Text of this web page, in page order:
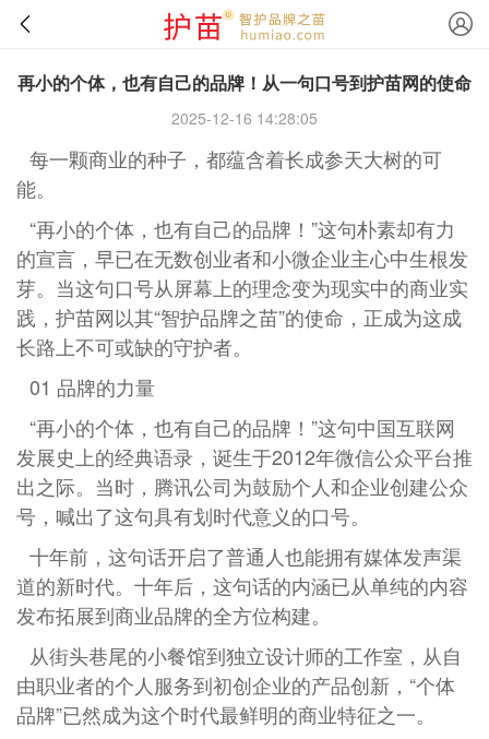
再小的个体，也有自己的品牌！从一句口号到护苗网的使命
2025-12-16 14:28:05
每一颗商业的种子，都蕴含着长成参天大树的可
能。
“再小的个体，也有自己的品牌！”这句朴素却有力
的宣言，早已在无数创业者和小微企业主心中生根发
芽。当这句口号从屏幕上的理念变为现实中的商业实
践，护苗网以其“智护品牌之苗”的使命，正成为这成
长路上不可或缺的守护者。
01 品牌的力量
“再小的个体，也有自己的品牌！”这句中国互联网
发展史上的经典语录，诞生于2012年微信公众平台推
出之际。当时，腾讯公司为鼓励个人和企业创建公众
号，喊出了这句具有划时代意义的口号。
十年前，这句话开启了普通人也能拥有媒体发声渠
道的新时代。十年后，这句话的内涵已从单纯的内容
发布拓展到商业品牌的全方位构建。
从街头巷尾的小餐馆到独立设计师的工作室，从自
由职业者的个人服务到初创企业的产品创新，“个体
品牌”已然成为这个时代最鲜明的商业特征之一。